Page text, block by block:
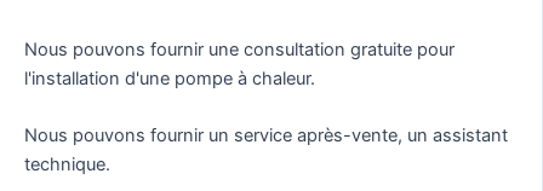
Classe anti-
choc
Classe 1
Niveau de bruit
dB
29
Élément de
Nous pouvons fournir une consultation gratuite pour
l'installation d'une pompe à chaleur.
Nous pouvons fournir un service après-vente, un assistant
technique.